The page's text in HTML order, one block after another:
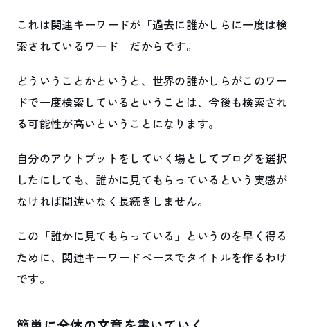
これは関連キーワードが「過去に誰かしらに一度は検
索されているワード」だからです。
どういうことかというと、世界の誰かしらがこのワー
ドで一度検索しているということは、今後も検索され
る可能性が高いということになります。
自分のアウトプットをしていく場としてブログを選択
したにしても、誰かに見てもらっているという実感が
なければ間違いなく長続きしません。
この「誰かに見てもらっている」というのを早く得る
ために、関連キーワードベースでタイトルを作るわけ
です。